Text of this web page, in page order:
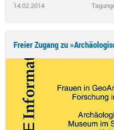
14.02.2014
Freier Zugang zu